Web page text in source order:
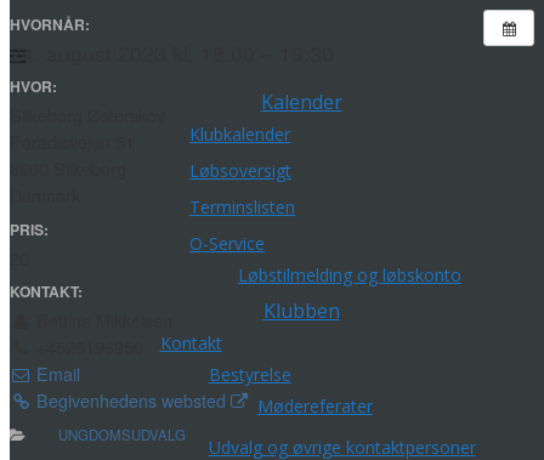
Kalender
Klubkalender
Løbsoversigt
Terminslisten
O-Service
Løbstilmelding og løbskonto
Klubben
Kontakt
Bestyrelse
Mødereferater
Udvalg og øvrige kontaktpersoner
HVORNÅR:
HVOR:
PRIS:
KONTAKT:
Email
Begivenhedens websted
UNGDOMSUDVALG